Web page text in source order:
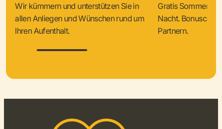
Wir kümmern und unterstützen Sie in
allen Anliegen und Wünschen rund um
Ihren Aufenthalt.
Gratis
Nacht. Bonuscard
Partnern.